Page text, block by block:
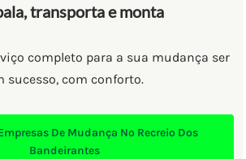
transporta e monta
completo para a sua mudança ser
sucesso, com conforto.
De Mudança No Recreio Dos
Bandeirantes